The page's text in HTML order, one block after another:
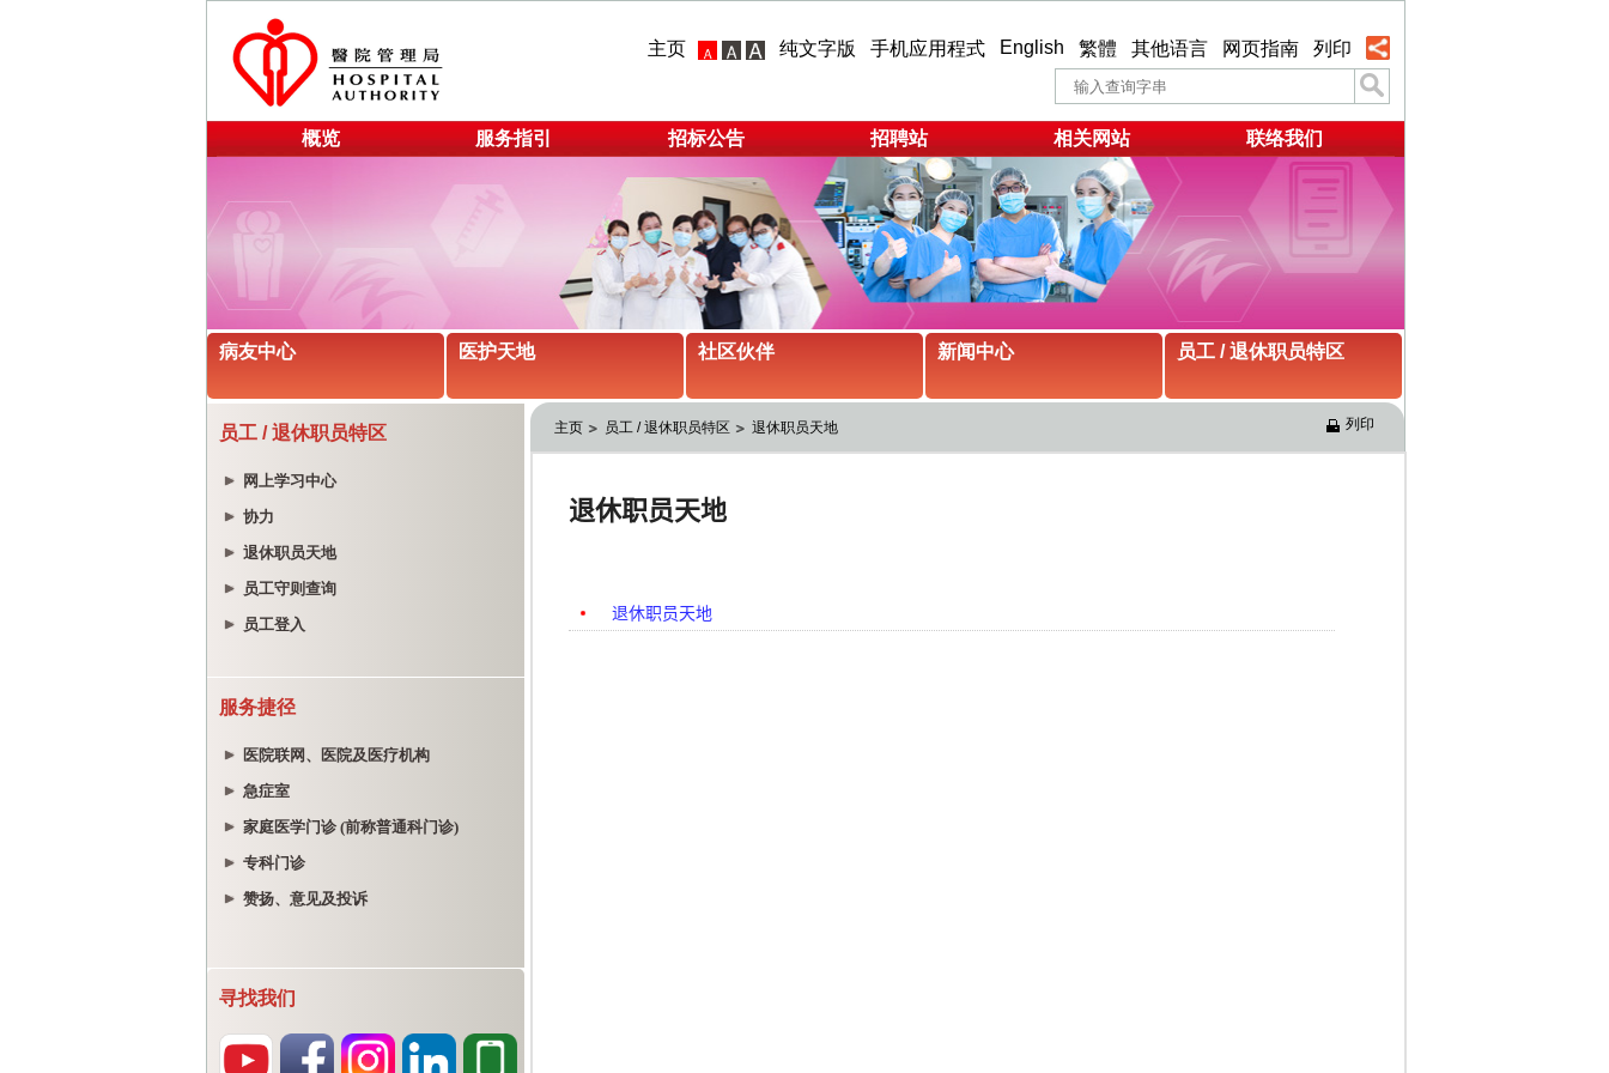
主页 纯文字版 手机应用程式 English 繁體 其他语言 网页指南 列印
概览 服务指引 招标公告 招聘站 相关网站 联络我们
病友中心 医护天地 社区伙伴 新闻中心 员工 / 退休职员特区
员工 / 退休职员特区
网上学习中心
协力
退休职员天地
员工守则查询
员工登入
服务捷径
医院联网、医院及医疗机构
急症室
家庭医学门诊 (前称普通科门诊)
专科门诊
赞扬、意见及投诉
寻找我们
主页 员工 / 退休职员特区 退休职员天地 列印